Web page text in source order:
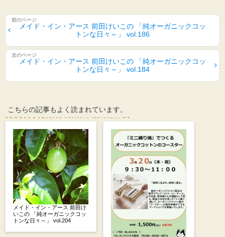
メイド・イン・アース 前田けいこの 「純オーガニックコッ
トンな日々～」 vol.186
メイド・イン・アース 前田けいこの 「純オーガニックコッ
トンな日々～」 vol.184
こちらの記事もよく読まれています。
メイド・イン・アース 前田け
いこの 「純オーガニックコッ
トンな日々～」 vol.204